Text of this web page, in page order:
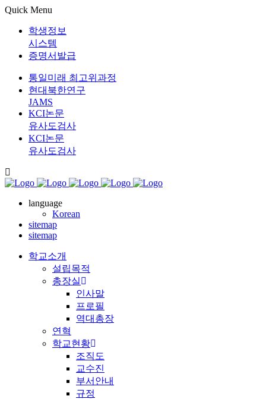
Quick Menu
학생정보
시스템
증명서발급
통일미래 최고위과정
현대북한연구
JAMS
KCI논문
유사도검사
KCI논문
유사도검사
language
Korean
sitemap
sitemap
학교소개
설립목적
총장실
인사말
프로필
역대총장
연혁
학교현황
조직도
교수진
부서안내
규정